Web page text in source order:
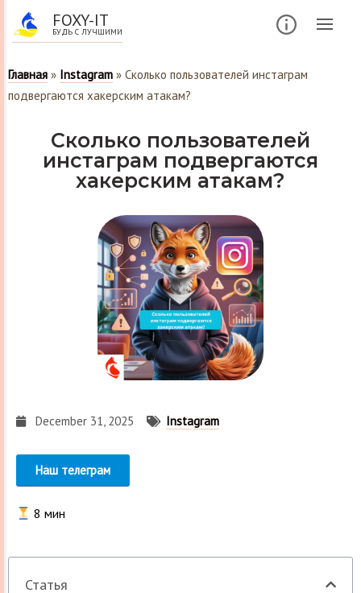
FOXY-IT
БУДЬ С ЛУЧШИМИ
Главная » Instagram » Сколько пользователей инстаграм
подвергаются хакерским атакам?
Сколько пользователей
инстаграм подвергаются
хакерским атакам?
December 31, 2025 Instagram
Наш телеграм
8 мин
Статья